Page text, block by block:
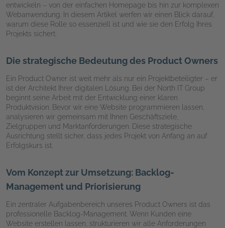
entwickeln – von der einfachen Homepage bis hin zur komplexen
Webanwendung. In diesem Artikel werfen wir einen Blick darauf,
warum diese Rolle so essenziell ist und wie sie den Erfolg Ihres
Projekts sichert.
Die strategische Bedeutung des Product Owners
Ein Product Owner ist weit mehr als nur ein Projektbeteiligter – er
ist der Architekt Ihrer digitalen Lösung. Bei der North IT Group
beginnt seine Arbeit mit der Entwicklung einer klaren
Produktvision. Bevor wir eine Website programmieren lassen,
analysieren wir gemeinsam mit Ihnen Geschäftsziele,
Zielgruppen und Marktanforderungen. Diese strategische
Ausrichtung stellt sicher, dass jedes Projekt von Anfang an auf
Erfolgskurs ist.
Vom Konzept zur Umsetzung: Backlog-
Management und Priorisierung
Ein zentraler Aufgabenbereich unseres Product Owners ist das
professionelle Backlog-Management. Wenn Kunden eine
Website erstellen lassen, strukturieren wir alle Anforderungen